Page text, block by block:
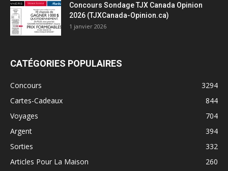
Concours Sondage TJX Canada Opinion
2026 (TJXCanada-Opinion.ca)
1 janvier 2026
CATÉGORIES POPULAIRES
Concours
3294
Cartes-Cadeaux
844
Voyages
704
Argent
394
Sorties
332
Articles Pour La Maison
260